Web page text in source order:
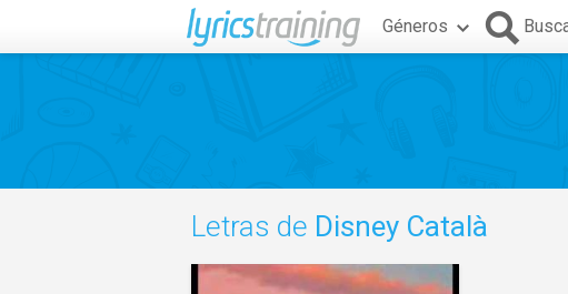
Géneros
Letras de Disney Català